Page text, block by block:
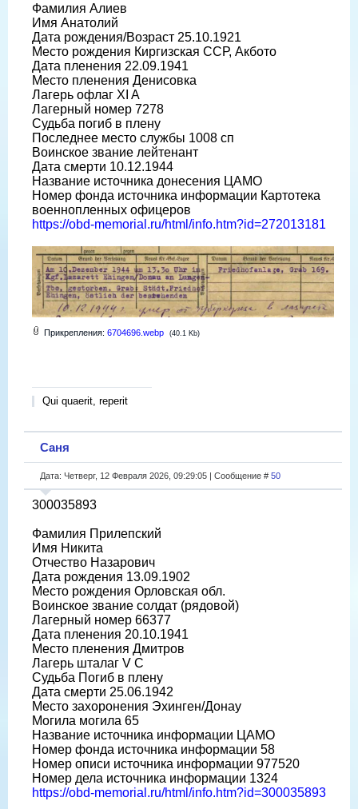
Фамилия Алиев
Имя Анатолий
Дата рождения/Возраст 25.10.1921
Место рождения Киргизская ССР, Акбото
Дата пленения 22.09.1941
Место пленения Денисовка
Лагерь офлаг XI A
Лагерный номер 7278
Судьба погиб в плену
Последнее место службы 1008 сп
Воинское звание лейтенант
Дата смерти 10.12.1944
Название источника донесения ЦАМО
Номер фонда источника информации Картотека
военнопленных офицеров
https://obd-memorial.ru/html/info.htm?id=272013181
Прикрепления: 6704696.webp (40.1 Kb)
Qui quaerit, reperit
Саня
Дата: Четверг, 12 Февраля 2026, 09:29:05 | Сообщение # 50
300035893
Фамилия Прилепский
Имя Никита
Отчество Назарович
Дата рождения 13.09.1902
Место рождения Орловская обл.
Воинское звание солдат (рядовой)
Лагерный номер 66377
Дата пленения 20.10.1941
Место пленения Дмитров
Лагерь шталаг V C
Судьба Погиб в плену
Дата смерти 25.06.1942
Место захоронения Эхинген/Донау
Могила могила 65
Название источника информации ЦАМО
Номер фонда источника информации 58
Номер описи источника информации 977520
Номер дела источника информации 1324
https://obd-memorial.ru/html/info.htm?id=300035893